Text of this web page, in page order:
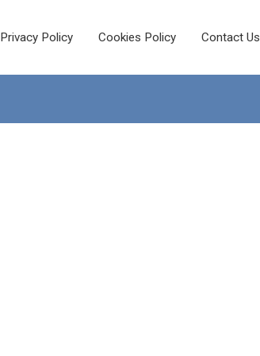
Privacy Policy Cookies Policy Contact Us